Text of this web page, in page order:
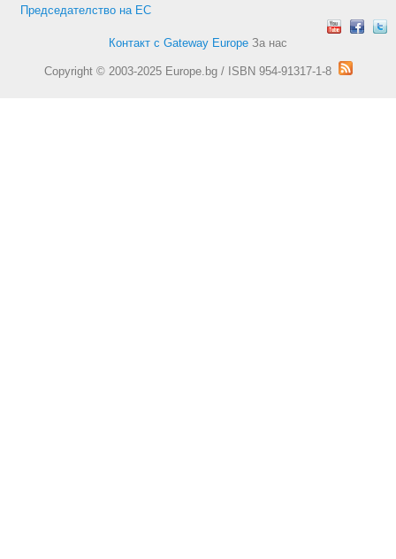
Председателство на ЕС
Контакт с Gateway Europe За нас
Copyright © 2003-2025 Europe.bg / ISBN 954-91317-1-8